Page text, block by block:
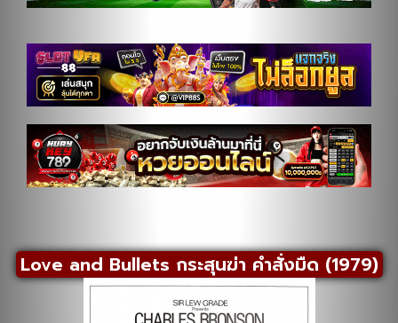
Love and Bullets กระสุนฆ่า คำสั่งมืด (1979)